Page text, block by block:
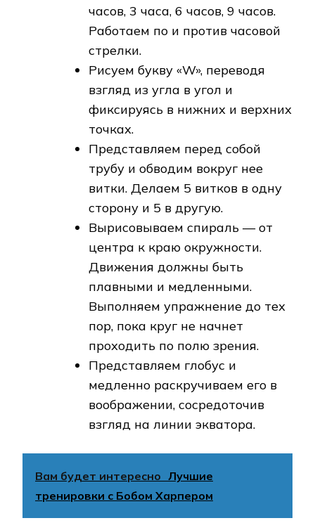
часов, 3 часа, 6 часов, 9 часов.
Работаем по и против часовой
стрелки.
Рисуем букву «W», переводя
взгляд из угла в угол и
фиксируясь в нижних и верхних
точках.
Представляем перед собой
трубу и обводим вокруг нее
витки. Делаем 5 витков в одну
сторону и 5 в другую.
Вырисовываем спираль — от
центра к краю окружности.
Движения должны быть
плавными и медленными.
Выполняем упражнение до тех
пор, пока круг не начнет
проходить по полю зрения.
Представляем глобус и
медленно раскручиваем его в
воображении, сосредоточив
взгляд на линии экватора.
Вам будет интересно Лучшие
тренировки с Бобом Харпером